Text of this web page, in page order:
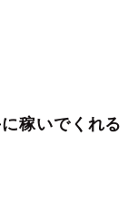
稼いでくれる